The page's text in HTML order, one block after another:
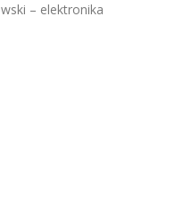
– elektronika